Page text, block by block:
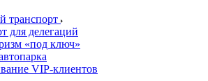
транспорт
для делегаций
«под ключ»
VIP-клиентов